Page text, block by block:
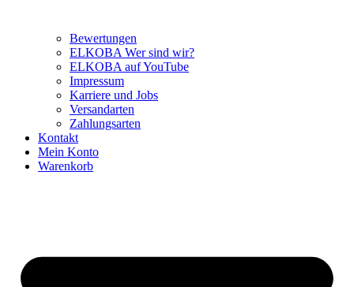
Bewertungen
ELKOBA Wer sind wir?
ELKOBA auf YouTube
Impressum
Karriere und Jobs
Versandarten
Zahlungsarten
Kontakt
Mein Konto
Warenkorb